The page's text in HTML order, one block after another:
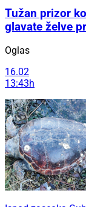
Tužan prizor
glavate želve
Oglas
16.02
13:43h